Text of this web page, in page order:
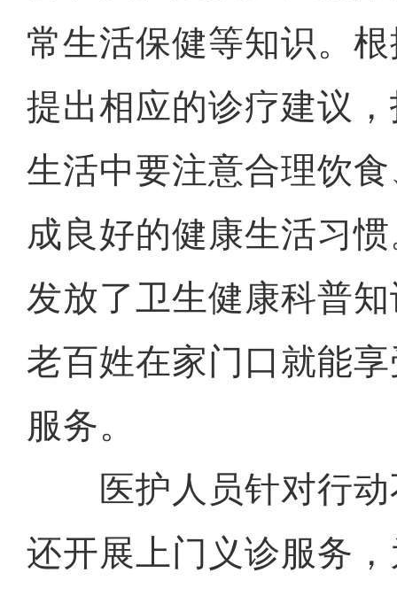
常生活保健等知识。
提出相应的诊疗建议
生活中要注意合理饮
成良好的健康生活习
发放了卫生健康科普
老百姓在家门口就能
服务。
医护人员针对行动
还开展上门义诊服务